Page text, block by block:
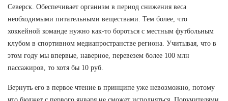
Северск. Обеспечивает организм в период снижения веса
необходимыми питательными веществами. Тем более, что
хоккейной команде нужно как-то бороться с местным футбольным
клубом в спортивном медиапространстве региона. Учитывая, что в
этом году мы впервые, наверное, перевезем более 100 млн
пассажиров, то хотя бы 10 руб.
Вернуть его в первое чтение в принципе уже невозможно, потому